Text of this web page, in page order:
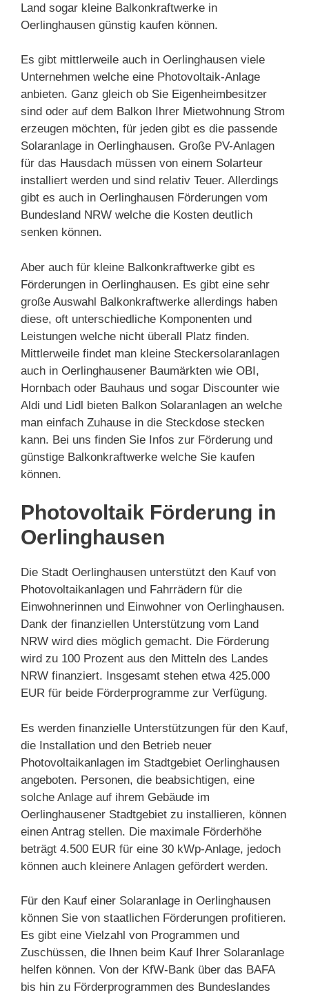
Land sogar kleine Balkonkraftwerke in
Oerlinghausen günstig kaufen können.
Es gibt mittlerweile auch in Oerlinghausen viele
Unternehmen welche eine Photovoltaik-Anlage
anbieten. Ganz gleich ob Sie Eigenheimbesitzer
sind oder auf dem Balkon Ihrer Mietwohnung Strom
erzeugen möchten, für jeden gibt es die passende
Solaranlage in Oerlinghausen. Große PV-Anlagen
für das Hausdach müssen von einem Solarteur
installiert werden und sind relativ Teuer. Allerdings
gibt es auch in Oerlinghausen Förderungen vom
Bundesland NRW welche die Kosten deutlich
senken können.
Aber auch für kleine Balkonkraftwerke gibt es
Förderungen in Oerlinghausen. Es gibt eine sehr
große Auswahl Balkonkraftwerke allerdings haben
diese, oft unterschiedliche Komponenten und
Leistungen welche nicht überall Platz finden.
Mittlerweile findet man kleine Steckersolaranlagen
auch in Oerlinghausener Baumärkten wie OBI,
Hornbach oder Bauhaus und sogar Discounter wie
Aldi und Lidl bieten Balkon Solaranlagen an welche
man einfach Zuhause in die Steckdose stecken
kann. Bei uns finden Sie Infos zur Förderung und
günstige Balkonkraftwerke welche Sie kaufen
können.
Photovoltaik Förderung in
Oerlinghausen
Die Stadt Oerlinghausen unterstützt den Kauf von
Photovoltaikanlagen und Fahrrädern für die
Einwohnerinnen und Einwohner von Oerlinghausen.
Dank der finanziellen Unterstützung vom Land
NRW wird dies möglich gemacht. Die Förderung
wird zu 100 Prozent aus den Mitteln des Landes
NRW finanziert. Insgesamt stehen etwa 425.000
EUR für beide Förderprogramme zur Verfügung.
Es werden finanzielle Unterstützungen für den Kauf,
die Installation und den Betrieb neuer
Photovoltaikanlagen im Stadtgebiet Oerlinghausen
angeboten. Personen, die beabsichtigen, eine
solche Anlage auf ihrem Gebäude im
Oerlinghausener Stadtgebiet zu installieren, können
einen Antrag stellen. Die maximale Förderhöhe
beträgt 4.500 EUR für eine 30 kWp-Anlage, jedoch
können auch kleinere Anlagen gefördert werden.
Für den Kauf einer Solaranlage in Oerlinghausen
können Sie von staatlichen Förderungen profitieren.
Es gibt eine Vielzahl von Programmen und
Zuschüssen, die Ihnen beim Kauf Ihrer Solaranlage
helfen können. Von der KfW-Bank über das BAFA
bis hin zu Förderprogrammen des Bundeslandes